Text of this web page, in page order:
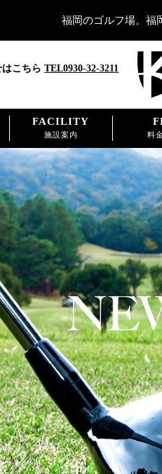
福岡のゴルフ場。福
はこちらTEL0930-32-3211
FACILITY
施設案内 料